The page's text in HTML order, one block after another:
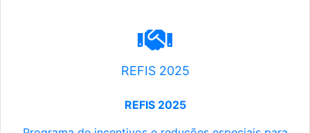
REFIS 2025
REFIS 2025